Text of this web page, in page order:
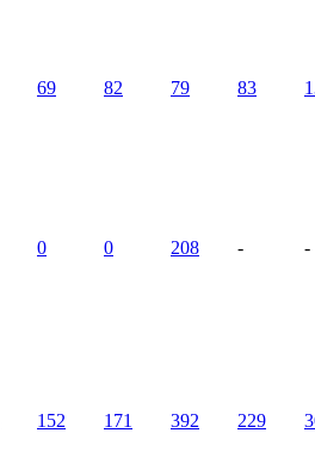
69 82 79 83
0 0 208 - -
152 171 392 229